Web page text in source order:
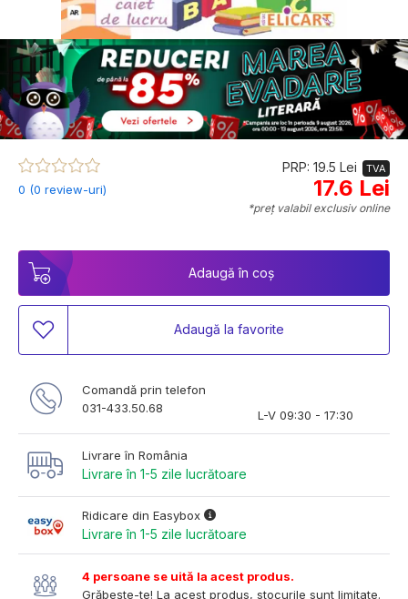
0 (0 review-uri)
PRP: 19.5 Lei TVA
17.6 Lei
*preț valabil exclusiv online
Adaugă în coș
Adaugă la favorite
Comandă prin telefon
031-433.50.68
L-V 09:30 - 17:30
Livrare în România
Livrare în 1-5 zile lucrătoare
Ridicare din Easybox
Livrare în 1-5 zile lucrătoare
4 persoane se uită la acest produs.
Grăbește-te! La acest produs, stocurile sunt limitate.